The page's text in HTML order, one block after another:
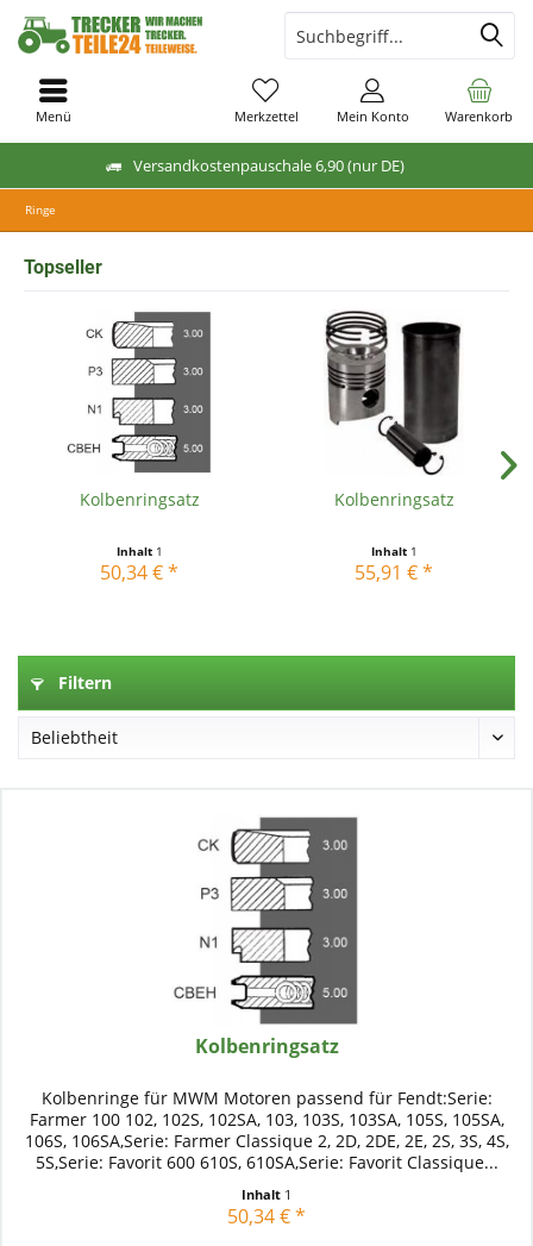
Versandkostenpauschale 6,90 (nur DE)
Warenkorb
Merkzettel Mein Konto
Menü
Ringe
Topseller
Kolbenringsatz
Inhalt 1
50,34 € *
Kolbenringsatz
Inhalt 1
55,91 € *
Filtern
Kolbenringsatz
Kolbenringe für MWM Motoren passend für Fendt:Serie:
Farmer 100 102, 102S, 102SA, 103, 103S, 103SA, 105S, 105SA,
106S, 106SA,Serie: Farmer Classique 2, 2D, 2DE, 2E, 2S, 3S, 4S,
5S,Serie: Favorit 600 610S, 610SA,Serie: Favorit Classique...
Inhalt 1
50,34 € *